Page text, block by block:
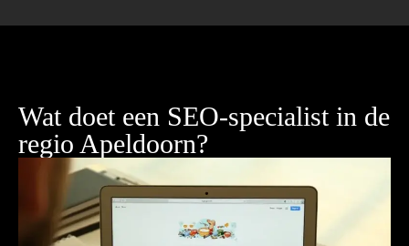
Wat doet een SEO-specialist in de
regio Apeldoorn?